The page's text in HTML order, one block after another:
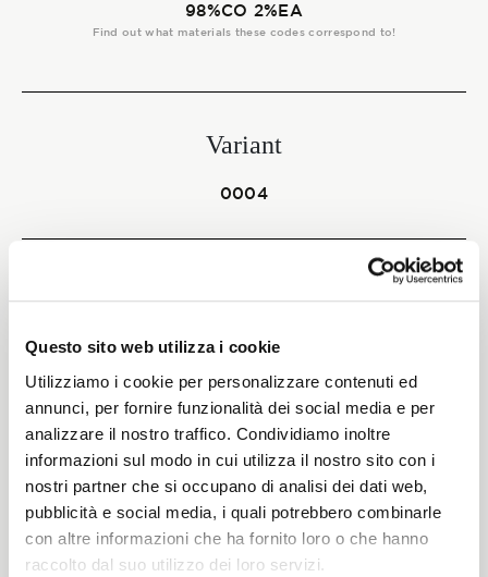
Questo sito web utilizza i cookie
Utilizziamo i cookie per personalizzare contenuti ed
annunci, per fornire funzionalità dei social media e per
analizzare il nostro traffico. Condividiamo inoltre
informazioni sul modo in cui utilizza il nostro sito con i
nostri partner che si occupano di analisi dei dati web,
pubblicità e social media, i quali potrebbero combinarle
con altre informazioni che ha fornito loro o che hanno
raccolto dal suo utilizzo dei loro servizi.
98%CO 2%EA
Find out what materials these codes correspond to!
Variant
0004
290 G/MLIN
Height
142/146 CM